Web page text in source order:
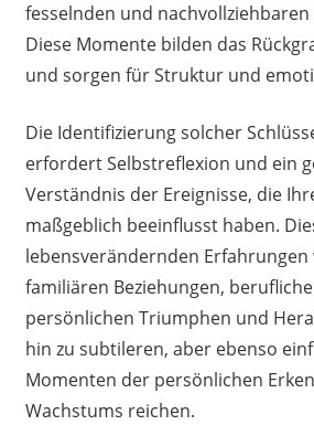
fesselnden und
Diese Momente bilden das
und sorgen für Struktur und
Die Identifizierung solcher
erfordert Selbstreflexion und ein
Verständnis der Ereignisse, die
maßgeblich beeinflusst haben.
lebensverändernden
familiären Beziehungen,
persönlichen Triumphen und
hin zu subtileren, aber ebenso
Momenten der persönlichen
Wachstums reichen.